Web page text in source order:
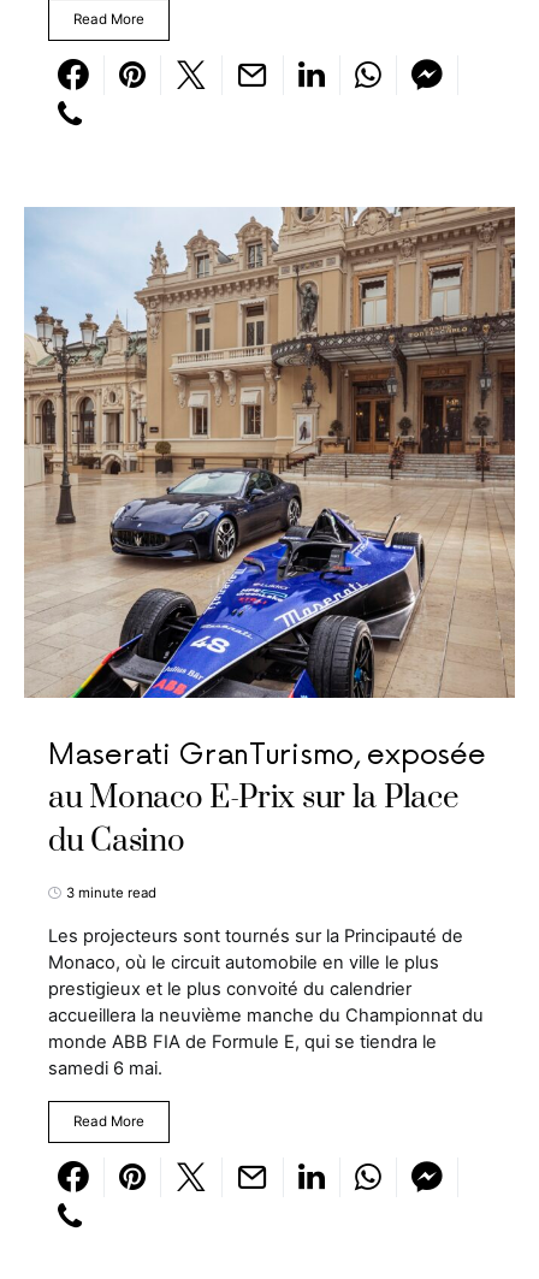
Read More
Maserati GranTurismo, exposée
au Monaco E-Prix sur la Place
du Casino
3 minute read
Les projecteurs sont tournés sur la Principauté de
Monaco, où le circuit automobile en ville le plus
prestigieux et le plus convoité du calendrier
accueillera la neuvième manche du Championnat du
monde ABB FIA de Formule E, qui se tiendra le
samedi 6 mai.
Read More